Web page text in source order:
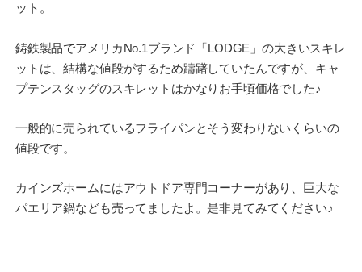
ット。
鋳鉄製品でアメリカNo.1ブランド「LODGE」の大きいスキレ
ットは、結構な値段がするため躊躇していたんですが、キャ
プテンスタッグのスキレットはかなりお手頃価格でした♪
一般的に売られているフライパンとそう変わりないくらいの
値段です。
カインズホームにはアウトドア専門コーナーがあり、巨大な
パエリア鍋なども売ってましたよ。是非見てみてください♪